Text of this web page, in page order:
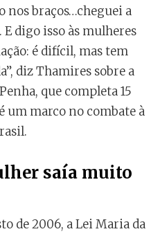
nos braços…cheguei a
digo isso às mulheres
é difícil, mas tem
diz Thamires sobre a
que completa 15
um marco no combate à
saía muito
de 2006, a Lei Maria da